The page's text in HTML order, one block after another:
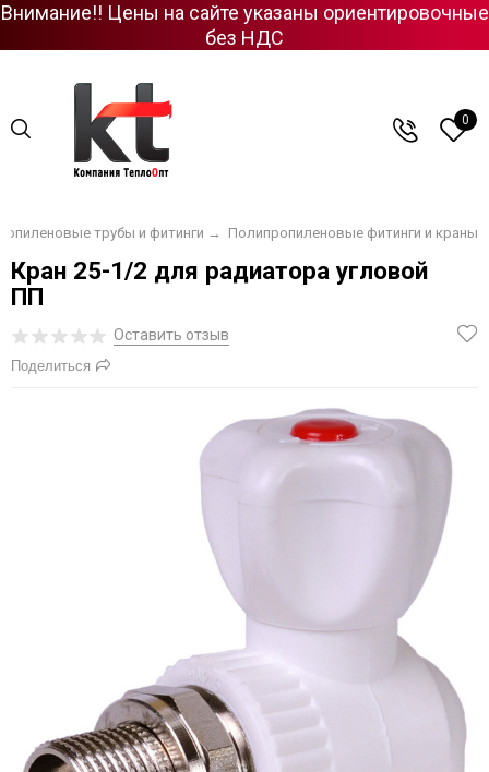
Внимание!! Цены на сайте указаны ориентировочные
без НДС
0
трубы и фитинги → Полипропиленовые фитинги и краны
Кран 25-1/2 для радиатора угловой
ПП
Оставить отзыв
Поделиться